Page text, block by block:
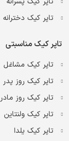
تاپر کیک دخترانه
تاپر کیک مناسبتی
تاپر کیک مشاغل
تاپر کیک روز پدر
تاپر کیک روز مادر
تاپر کیک ولنتاین
تاپر کیک یلدا